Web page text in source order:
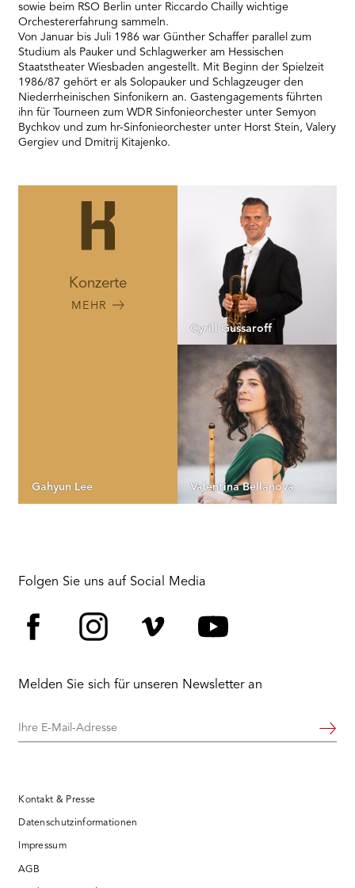
sowie beim RSO Berlin unter Riccardo Chailly wichtige
Orchestererfahrung sammeln.
Von Januar bis Juli 1986 war Günther Schaffer parallel zum
Studium als Pauker und Schlagwerker am Hessischen
Staatstheater Wiesbaden angestellt. Mit Beginn der Spielzeit
1986/87 gehört er als Solopauker und Schlagzeuger den
Niederrheinischen Sinfonikern an. Gastengagements führten
ihn für Tourneen zum WDR Sinfonieorchester unter Semyon
Bychkov und zum hr-Sinfonieorchester unter Horst Stein, Valery
Gergiev und Dmitrij Kitajenko.
Konzerte
MEHR
Cyrill Gussaroff
Gahyun Lee Valentina Bellanova
Folgen Sie uns auf Social Media
Melden Sie sich für unseren Newsletter an
Ihre
Weiter
Kontakt & Presse
Datenschutzinformationen
Impressum
AGB